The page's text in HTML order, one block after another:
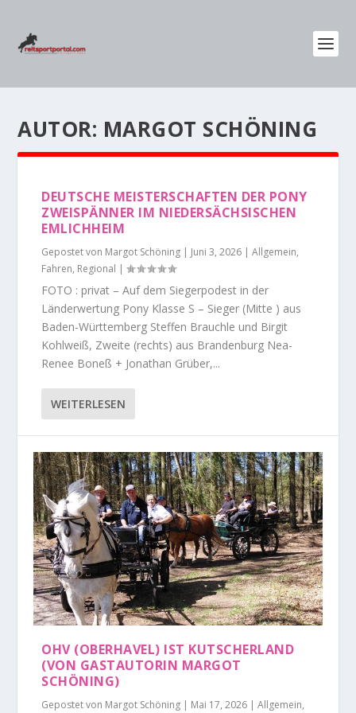
AUTOR: MARGOT SCHÖNING
DEUTSCHE MEISTERSCHAFTEN DER PONY
ZWEISPÄNNER IM NIEDERSÄCHSISCHEN
EMLICHHEIM
Gepostet von Margot Schöning | Juni 3, 2026 |Allgemein,
Fahren, Regional |
FOTO : privat – Auf dem Siegerpodest in der
Länderwertung Pony Klasse S – Sieger (Mitte ) aus
Baden-Württemberg Steffen Brauchle und Birgit
Kohlweiß, Zweite (rechts) aus Brandenburg Nea-
Renee Boneß + Jonathan Grüber,...
WEITERLESEN
OHV (OBERHAVEL) IST KUTSCHERLAND
(VON GASTAUTORIN MARGOT
SCHÖNING)
Gepostet von Margot Schöning | Mai 17, 2026 |Allgemein,